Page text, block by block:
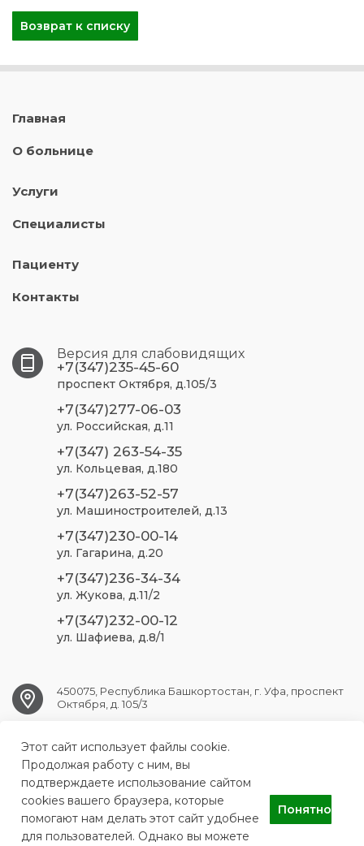
Возврат к списку
Главная
О больнице
Услуги
Специалисты
Пациенту
Контакты
Версия для слабовидящих
+7(347)235-45-60
проспект Октября, д.105/3
+7(347)277-06-03
ул. Российская, д.11
+7(347) 263-54-35
ул. Кольцевая, д.180
+7(347)263-52-57
ул. Машиностроителей, д.13
+7(347)230-00-14
ул. Гагарина, д.20
+7(347)236-34-34
ул. Жукова, д.11/2
+7(347)232-00-12
ул. Шафиева, д.8/1
450075, Республика Башкортостан, г. Уфа, проспект
Октября, д. 105/3
ufa.sp2@doctorrb.ru
ГБУЗ РБ Стоматологическая поликлиника №2 г. Уфа
Этот сайт использует файлы cookie.
Продолжая работу с ним, вы
подтверждаете использование сайтом
cookies вашего браузера, которые
помогают нам делать этот сайт удобнее
для пользователей. Однако вы можете
Понятно